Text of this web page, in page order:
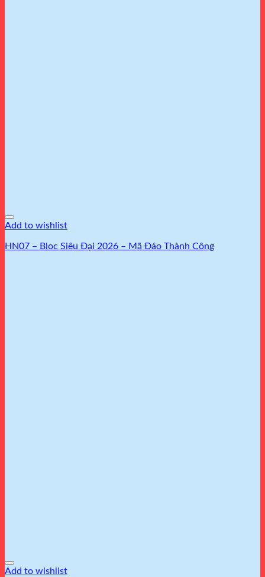
Add to wishlist
HN07 – Bloc Siêu Đại 2026 – Mã Đáo Thành Công
Add to wishlist